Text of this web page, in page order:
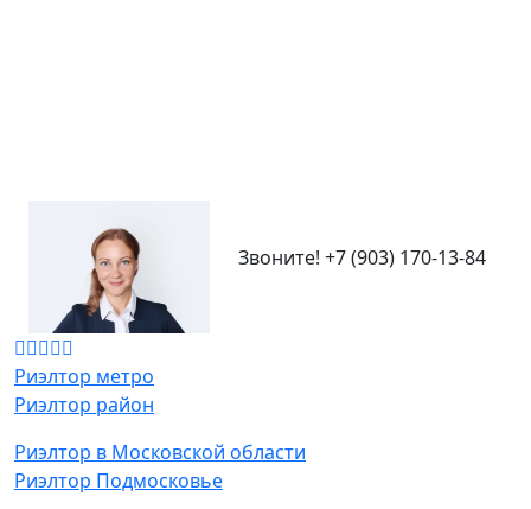
Звоните! +7 (903) 170-13-84
Риэлтор метро
Риэлтор район
Риэлтор в Московской области
Риэлтор Подмосковье